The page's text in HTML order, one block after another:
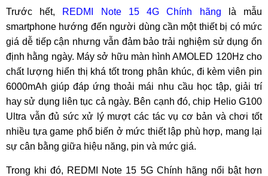
Trước hết, REDMI Note 15 4G Chính hãng là mẫu
smartphone hướng đến người dùng cần một thiết bị có mức
giá dễ tiếp cận nhưng vẫn đảm bảo trải nghiệm sử dụng ổn
định hằng ngày. Máy sở hữu màn hình AMOLED 120Hz cho
chất lượng hiển thị khá tốt trong phân khúc, đi kèm viên pin
6000mAh giúp đáp ứng thoải mái nhu cầu học tập, giải trí
hay sử dụng liên tục cả ngày. Bên cạnh đó, chip Helio G100
Ultra vẫn đủ sức xử lý mượt các tác vụ cơ bản và chơi tốt
nhiều tựa game phổ biến ở mức thiết lập phù hợp, mang lại
sự cân bằng giữa hiệu năng, pin và mức giá.
Trong khi đó, REDMI Note 15 5G Chính hãng nổi bật hơn